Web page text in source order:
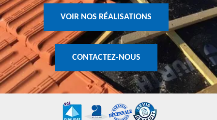
VOIR NOS RÉALISATIONS
CONTACTEZ-NOUS